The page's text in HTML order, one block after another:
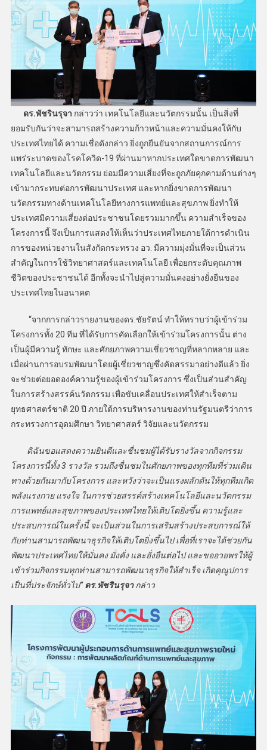
ดร.พัชรินรุจา กล่าวว่า เทคโนโลยีและนวัตกรรมนั้น เป็นสิ่งที่
ยอมรับกันว่าจะสามารถสร้างความก้าวหน้าและความมั่นคงให้กับ
ประเทศไทยได้ ความเชื่อดังกล่าว ยิ่งถูกยืนยันจากสถานการณ์การ
แพร่ระบาดของโรคโควิด-19 ที่ผ่านมาหากประเทศใดขาดการพัฒนา
เทคโนโลยีและนวัตกรรม ย่อมมีความเสี่ยงที่จะถูกภัยคุกคามด้านต่างๆ
เข้ามากระทบต่อการพัฒนาประเทศ และหากยิ่งขาดการพัฒนา
นวัตกรรมทางด้านเทคโนโลยีทางการแพทย์และสุขภาพ ยิ่งทำให้
ประเทศมีความเสี่ยงต่อประชาชนโดยรวมมากขึ้น ความสำเร็จของ
โครงการนี้ จึงเป็นการแสดงให้เห็นว่าประเทศไทยภายใต้การดำเนิน
การของหน่วยงานในสังกัดกระทรวง อว. มีความมุ่งมั่นที่จะเป็นส่วน
สำคัญในการใช้วิทยาศาสตร์และเทคโนโลยี เพื่อยกระดับคุณภาพ
ชีวิตของประชาชนได้ อีกทั้งจะนำไปสู่ความมั่นคงอย่างยั่งยืนของ
ประเทศไทยในอนาคต
“จากการกล่าวรายงานของดร.ชัยรัตน์ ทำให้ทราบว่าผู้เข้าร่วม
โครงการทั้ง 20 ทีม ที่ได้รับการคัดเลือกให้เข้าร่วมโครงการนั้น ต่าง
เป็นผู้มีความรู้ ทักษะ และศักยภาพความเชี่ยวชาญที่หลากหลาย และ
เมื่อผ่านการอบรมพัฒนาโดยผู้เชี่ยวชาญซึ่งคัดสรรมาอย่างดีแล้ว ยิ่ง
จะช่วยต่อยอดองค์ความรู้ของผู้เข้าร่วมโครงการ ซึ่งเป็นส่วนสำคัญ
ในการสร้างสรรค์นวัตกรรม เพื่อขับเคลื่อนประเทศให้สำเร็จตาม
ยุทธศาสตร์ชาติ 20 ปี ภายใต้การบริหารงานของท่านรัฐมนตรีว่าการ
กระทรวงการอุดมศึกษา วิทยาศาสตร์ วิจัยและนวัตกรรม
ดิฉันขอแสดงความยินดีและชื่นชมผู้ได้รับรางวัลจากกิจกรรม
โครงการนี้ทั้ง 3 รางวัล รวมถึงชื่นชมในศักยภาพของทุกทีมที่ร่วมเดิน
ทางด้วยกันมากับโครงการ และหวังว่าจะเป็นแรงผลักดันให้ทุกทีมเกิด
พลังแรงกาย แรงใจ ในการช่วยสรรค์สร้างเทคโนโลยีและนวัตกรรม
การแพทย์และสุขภาพของประเทศไทยให้เติบโตยิ่งขึ้น ความรู้และ
ประสบการณ์ในครั้งนี้ จะเป็นส่วนในการเสริมสร้างประสบการณ์ให้
กับท่านสามารถพัฒนาธุรกิจให้เติบโตยิ่งขึ้นไป เพื่อที่เราจะได้ช่วยกัน
พัฒนาประเทศไทยให้มั่นคง มั่งคั่ง และยั่งยืนต่อไป และขออวยพรให้ผู้
เข้าร่วมกิจกรรมทุกท่านสามารถพัฒนาธุรกิจให้สำเร็จ เกิดคุณูปการ
เป็นที่ประจักษ์ทั่วไป”ดร.พัชรินรุจากล่าว